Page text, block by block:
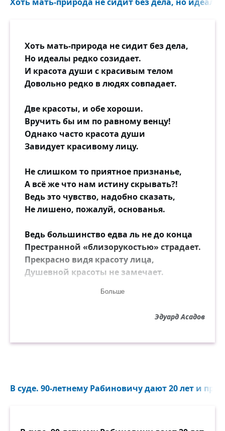
Хоть мать-природа не сидит без дела,
Но идеалы редко созидает.
И красота души с красивым телом
Довольно редко в людях совпадает.
Две красоты, и обе хороши.
Вручить бы им по равному венцу!
Однако часто красота души
Завидует красивому лицу.
Не слишком то приятное признанье,
А всё же что нам истину скрывать?!
Ведь это чувство, надобно сказать,
Не лишено, пожалуй, основанья.
Ведь большинство едва ль не до конца
Престранной «близорукостью» страдает.
Прекрасно видя красоту лица,
Душевной красоты не замечает.
А и заметит, так опять не сразу,
Когда всё то, что мило было глазу,
Две красоты, как женщины в дому,
Больше
Эдуард Асадов
В суде. 90-летнему Рабиновичу дают 20 лет и